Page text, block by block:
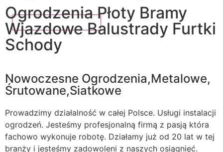
Ogrodzenia Płoty Bramy
Wjazdowe Balustrady Furtki
Schody
Nowoczesne Ogrodzenia,Metalowe,
Śrutowane,Siatkowe
Prowadzimy działalność w całej Polsce. Usługi instalacji
ogrodzeń. Jesteśmy profesjonalną firmą z pasją która
fachowo wykonuje robotę. Działamy już od 20 lat w tej
branży i jesteśmy zadowoleni z naszych osiągnięć.